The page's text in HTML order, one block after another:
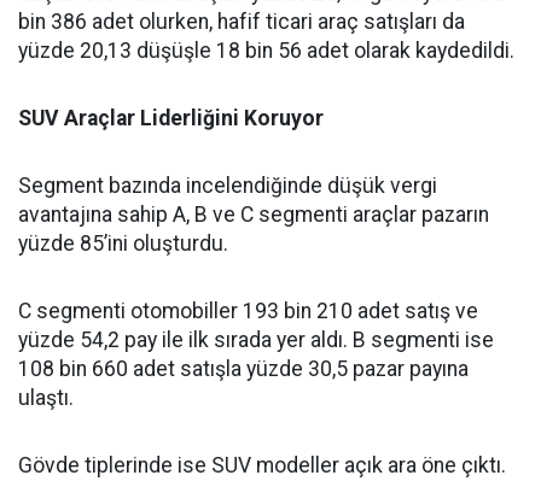
bin 386 adet olurken, hafif ticari araç satışları da
yüzde 20,13 düşüşle 18 bin 56 adet olarak kaydedildi.
SUV Araçlar Liderliğini Koruyor
Segment bazında incelendiğinde düşük vergi
avantajına sahip A, B ve C segmenti araçlar pazarın
yüzde 85’ini oluşturdu.
C segmenti otomobiller 193 bin 210 adet satış ve
yüzde 54,2 pay ile ilk sırada yer aldı. B segmenti ise
108 bin 660 adet satışla yüzde 30,5 pazar payına
ulaştı.
Gövde tiplerinde ise SUV modeller açık ara öne çıktı.